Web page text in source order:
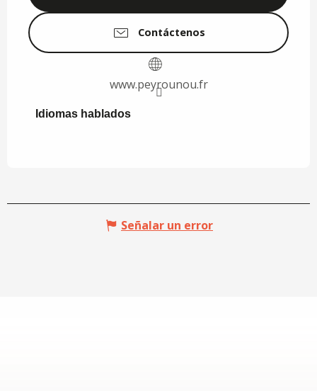
Contáctenos
www.peyrounou.fr
Idiomas hablados
Idiomas hablados
Señalar un error